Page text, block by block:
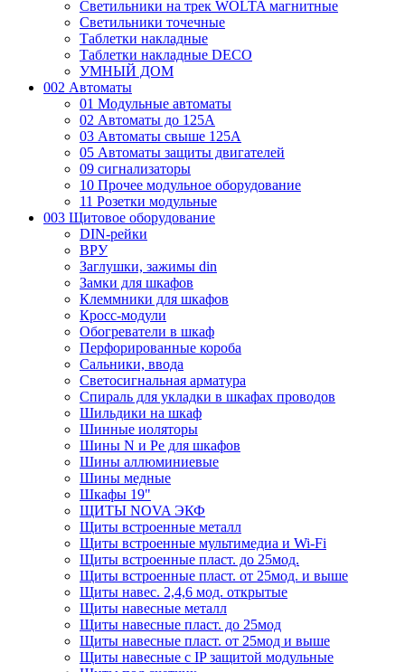
Светильники на трек WOLTA магнитные
Светильники точечные
Таблетки накладные
Таблетки накладные DECO
УМНЫЙ ДОМ
002 Автоматы
01 Модульные автоматы
02 Автоматы до 125А
03 Автоматы свыше 125А
05 Автоматы защиты двигателей
09 сигнализаторы
10 Прочее модульное оборудование
11 Розетки модульные
003 Щитовое оборудование
DIN-рейки
ВРУ
Заглушки, зажимы din
Замки для шкафов
Клеммники для шкафов
Кросс-модули
Обогреватели в шкаф
Перфорированные короба
Сальники, ввода
Светосигнальная арматура
Спираль для укладки в шкафах проводов
Шильдики на шкаф
Шинные иоляторы
Шины N и Pe для шкафов
Шины аллюминиевые
Шины медные
Шкафы 19"
ЩИТЫ NOVA ЭКФ
Щиты встроенные металл
Щиты встроенные мультимедиа и Wi-Fi
Щиты встроенные пласт. до 25мод.
Щиты встроенные пласт. от 25мод. и выше
Щиты навес. 2,4,6 мод. открытые
Щиты навесные металл
Щиты навесные пласт. до 25мод
Щиты навесные пласт. от 25мод и выше
Щиты навесные с IP защитой модульные